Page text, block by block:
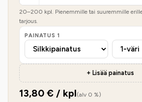
20–200 kpl. Pienemmille tai suuremmille
tarjous.
PAINATUS 1
+ Lisää painatus
13,80 € / kpl(alv 0 %)